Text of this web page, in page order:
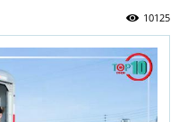
10125